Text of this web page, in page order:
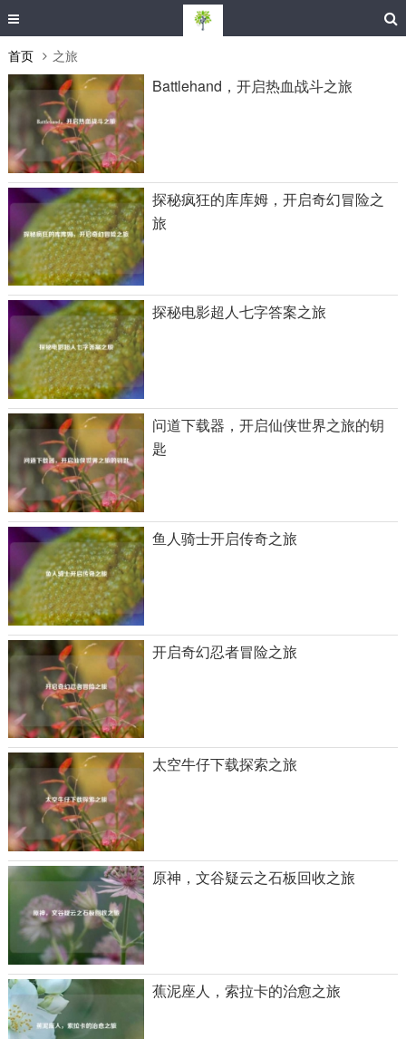
首页 之旅
Battlehand，开启热血战斗之旅
探秘疯狂的库库姆，开启奇幻冒险之
旅
探秘电影超人七字答案之旅
问道下载器，开启仙侠世界之旅的钥
匙
鱼人骑士开启传奇之旅
开启奇幻忍者冒险之旅
太空牛仔下载探索之旅
原神，文谷疑云之石板回收之旅
蕉泥座人，索拉卡的治愈之旅